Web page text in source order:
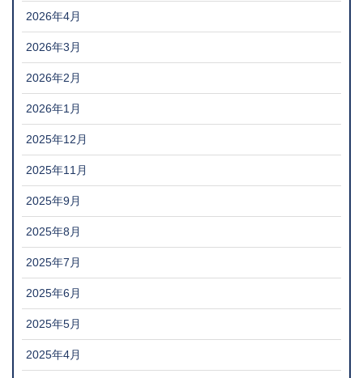
2026年4月
2026年3月
2026年2月
2026年1月
2025年12月
2025年11月
2025年9月
2025年8月
2025年7月
2025年6月
2025年5月
2025年4月